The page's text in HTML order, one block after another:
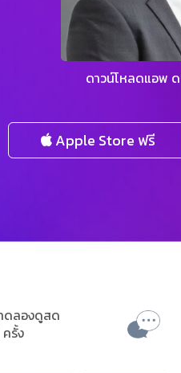
ดาวน์โหลดแอพ
Apple Store ฟรี
ดลองดูสด
ครั้ง